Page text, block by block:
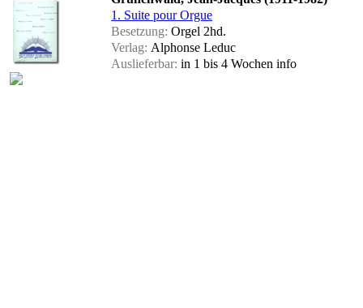
1. Suite pour Orgue
Besetzung: Orgel 2hd.
Verlag: Alphonse Leduc
Auslieferbar: in 1 bis 4 Wochen info